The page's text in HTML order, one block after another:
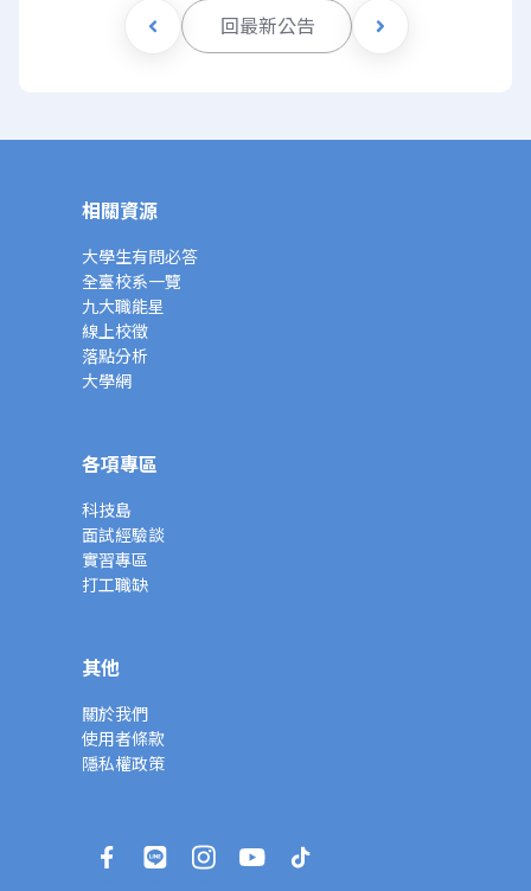
回最新公告
相關資源
大學生有問必答
全臺校系一覽
九大職能星
線上校徵
落點分析
大學網
各項專區
科技島
面試經驗談
實習專區
打工職缺
其他
關於我們
使用者條款
隱私權政策